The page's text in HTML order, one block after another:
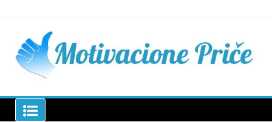
Motivacione Priče